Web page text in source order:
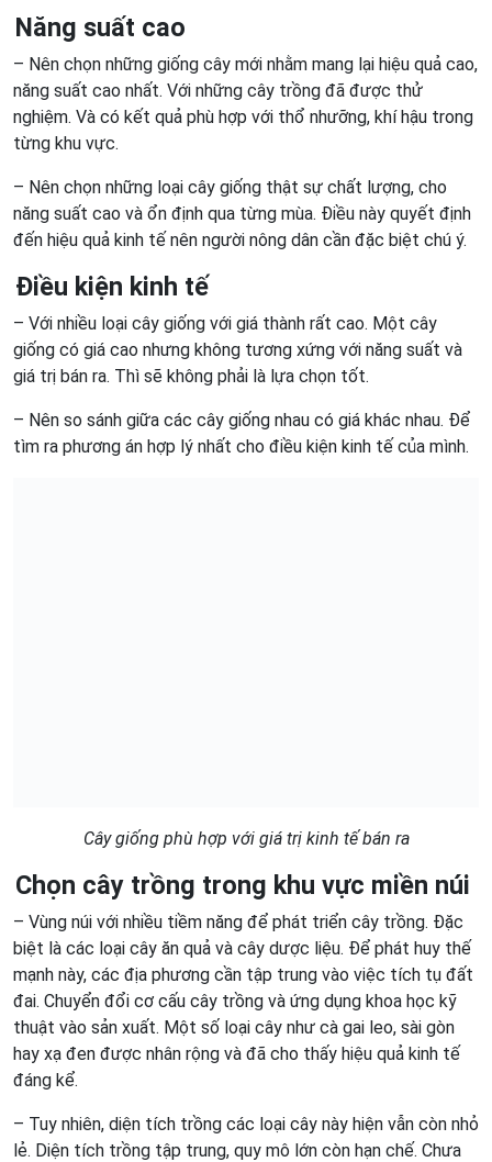
Năng suất cao
– Nên chọn những giống cây mới nhằm mang lại hiệu quả cao,
năng suất cao nhất. Với những cây trồng đã được thử
nghiệm. Và có kết quả phù hợp với thổ nhưỡng, khí hậu trong
từng khu vực.
– Nên chọn những loại cây giống thật sự chất lượng, cho
năng suất cao và ổn định qua từng mùa. Điều này quyết định
đến hiệu quả kinh tế nên người nông dân cần đặc biệt chú ý.
Điều kiện kinh tế
– Với nhiều loại cây giống với giá thành rất cao. Một cây
giống có giá cao nhưng không tương xứng với năng suất và
giá trị bán ra. Thì sẽ không phải là lựa chọn tốt.
– Nên so sánh giữa các cây giống nhau có giá khác nhau. Để
tìm ra phương án hợp lý nhất cho điều kiện kinh tế của mình.
Cây giống phù hợp với giá trị kinh tế bán ra
Chọn cây trồng trong khu vực miền núi
– Vùng núi với nhiều tiềm năng để phát triển cây trồng. Đặc
biệt là các loại cây ăn quả và cây dược liệu. Để phát huy thế
mạnh này, các địa phương cần tập trung vào việc tích tụ đất
đai. Chuyển đổi cơ cấu cây trồng và ứng dụng khoa học kỹ
thuật vào sản xuất. Một số loại cây như cà gai leo, sài gòn
hay xạ đen được nhân rộng và đã cho thấy hiệu quả kinh tế
đáng kể.
– Tuy nhiên, diện tích trồng các loại cây này hiện vẫn còn nhỏ
lẻ. Diện tích trồng tập trung, quy mô lớn còn hạn chế. Chưa